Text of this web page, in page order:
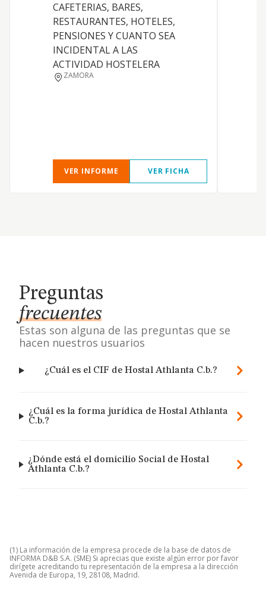
CAFETERIAS, BARES,
RESTAURANTES, HOTELES,
PENSIONES Y CUANTO SEA
INCIDENTAL A LAS
ACTIVIDAD HOSTELERA
ZAMORA
VER INFORME VER FICHA
Preguntas
frecuentes
Estas son alguna de las preguntas que se
hacen nuestros usuarios
¿Cuál es el CIF de Hostal Athlanta C.b.?
¿Cuál es la forma jurídica de Hostal Athlanta
C.b.?
¿Dónde está el domicilio Social de Hostal
Athlanta C.b.?
(1) La información de la empresa procede de la base de datos de
INFORMA D&B S.A. (SME) Si aprecias que existe algún error por favor
dirígete acreditando tu representación de la empresa a la dirección
Avenida de Europa, 19, 28108, Madrid.